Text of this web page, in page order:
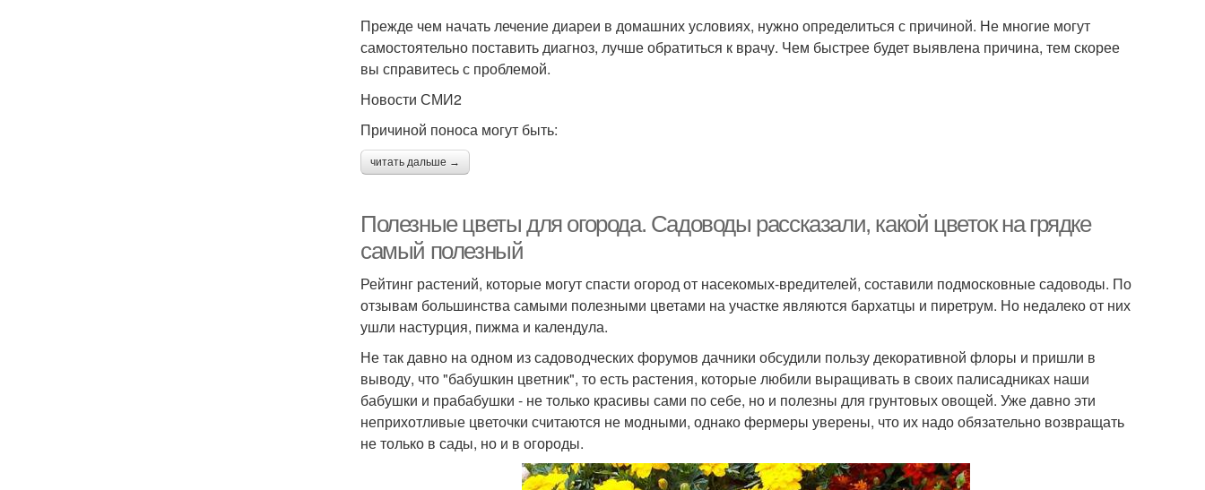
Прежде чем начать лечение диареи в домашних условиях, нужно определиться с причиной. Не многие могут
самостоятельно поставить диагноз, лучше обратиться к врачу. Чем быстрее будет выявлена причина, тем скорее
вы справитесь с проблемой.
Новости СМИ2
Причиной поноса могут быть:
читать дальше →
Полезные цветы для огорода. Садоводы рассказали, какой цветок на грядке
самый полезный
Рейтинг растений, которые могут спасти огород от насекомых-вредителей, составили подмосковные садоводы. По
отзывам большинства самыми полезными цветами на участке являются бархатцы и пиретрум. Но недалеко от них
ушли настурция, пижма и календула.
Не так давно на одном из садоводческих форумов дачники обсудили пользу декоративной флоры и пришли в
выводу, что "бабушкин цветник", то есть растения, которые любили выращивать в своих палисадниках наши
бабушки и прабабушки - не только красивы сами по себе, но и полезны для грунтовых овощей. Уже давно эти
неприхотливые цветочки считаются не модными, однако фермеры уверены, что их надо обязательно возвращать
не только в сады, но и в огороды.